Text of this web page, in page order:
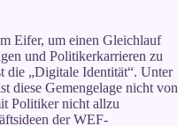
Eifer, um einen Gleichlauf
und Politikerkarrieren zu
die „Digitale Identität“. Unter
diese Gemengelage nicht von
Politiker nicht allzu
der WEF-